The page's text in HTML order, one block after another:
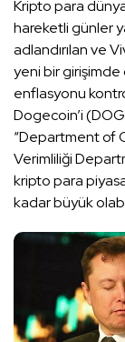
Kripto para
hareketli günler
adlandırılan ve
yeni bir girişimde
enflasyonu
Dogecoin’i
“Department of
Verimliliği
kripto para
kadar büyük